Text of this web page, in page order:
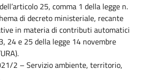
25, comma 1 della legge n.
di decreto ministeriale, recante
in materia di contributi automatici
24 e 25 della legge 14 novembre
2 – Servizio ambiente, territorio,